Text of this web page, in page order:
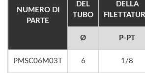
NUMERO DI
PARTE
DEL
TUBO
DELLA
Ø P-PT
PMSC06M03T 6 1/8